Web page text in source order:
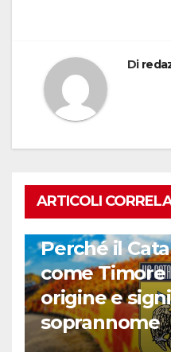
Di
ARTICOLI
Perché il
come Timore
origine e
soprannome